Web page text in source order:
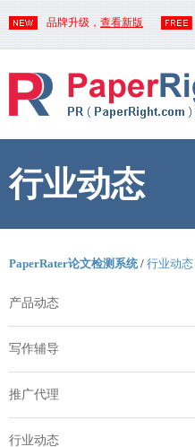
品牌升级， 查看新版
行业动态
PaperRater论文检测系统/ 行业动态
产品动态
写作辅导
推广代理
行业动态